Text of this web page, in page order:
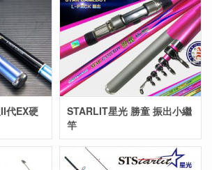
代EX硬
STARLIT星光 勝童 振出小繼
竿